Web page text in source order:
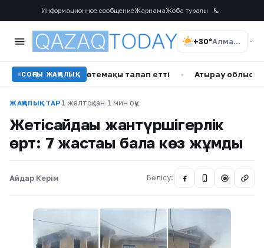
Информационное сообщениеЖарнамаЖоба туралы
+30° Алматы
СОҢҒЫ ЖАҢАЛЫҚ
теңге өтемақы талап етті • Атырау облысындағы
ЖАҢАЛЫҚТАР 1 желтоқсан·1 мин оқу
Жетісайдағы жантүршігерлік
өрт: 7 жастағы бала көз жұмды
Айдар Керім Бөлісу: @